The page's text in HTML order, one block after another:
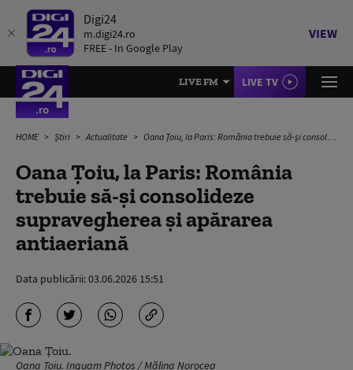
Digi24
m.digi24.ro
FREE - In Google Play
VIEW
LIVE FM LIVE TV
HOME Știri Actualitate Oana Țoiu, la Paris: România trebuie să-și consolideze supravegherea şi apărarea antiaeriană
Oana Țoiu, la Paris: România
trebuie să-și consolideze
supravegherea şi apărarea
antiaeriană
Data publicării:03.06.2026 15:51
Oana Țoiu. Inquam Photos / Mălina Norocea